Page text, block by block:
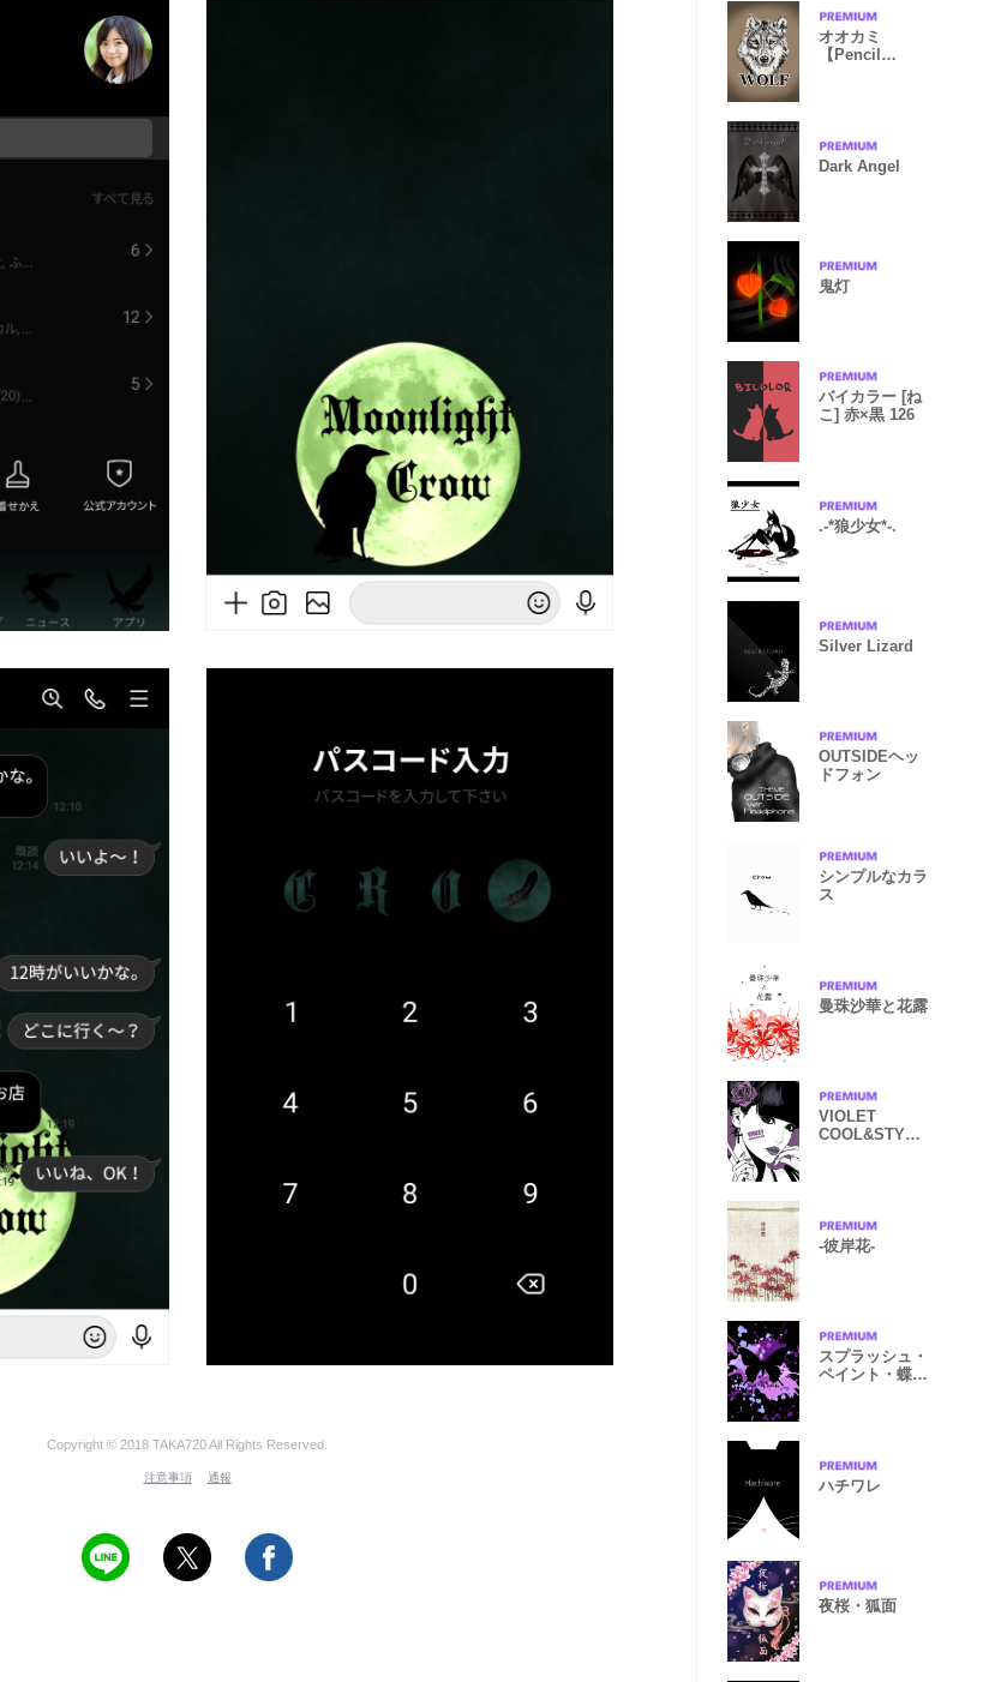
Copyright © 2018 TAKA720 All Rights Reserved.
注意事項 通報
オオカミ
【Pencil
Dark Angel
鬼灯
バイカラー [ね
こ] 赤×黒 126
.-*狼少女*-.
Silver Lizard
OUTSIDEヘッ
ドフォン
シンプルなカラ
ス
曼珠沙華と花露
VIOLET
COOL&STYLI
-彼岸花-
スプラッシュ・
ペイント・蝶
ハチワレ
夜桜・狐面